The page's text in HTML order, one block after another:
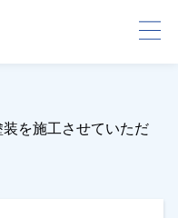
を施工させていただ